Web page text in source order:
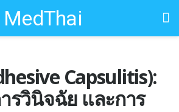
MedThai
Capsulitis):
วินิจฉัย และการ